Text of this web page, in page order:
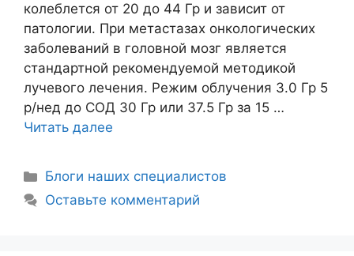
колеблется от 20 до 44 Гр и зависит от
патологии. При метастазах онкологических
заболеваний в головной мозг является
стандартной рекомендуемой методикой
лучевого лечения. Режим облучения 3.0 Гр 5
р/нед до СОД 30 Гр или 37.5 Гр за 15 …
Читать далее
Блоги наших специалистов
Оставьте комментарий